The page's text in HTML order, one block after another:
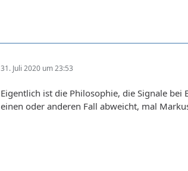
31. Juli 2020 um 23:53
Eigentlich ist die Philosophie, die Signale bei
einen oder anderen Fall abweicht, mal